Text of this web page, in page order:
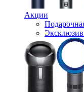
Акции